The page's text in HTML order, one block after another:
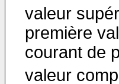
valeur
première
courant de
valeur